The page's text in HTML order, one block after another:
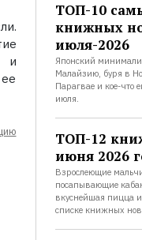
и
ТОП-10
книжных
июля-2026
Японский
Малайзию, буря в
Парагвае и кое-
июля.
ТОП-12
июня 2026
Взрослеющие
посапывающие
вкуснейшая пицца
списке книжных